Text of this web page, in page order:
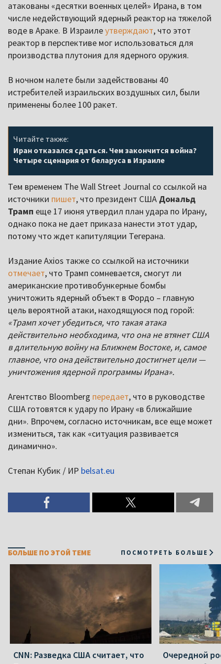
атакованы «десятки военных целей» Ирана, в том
числе недействующий ядерный реактор на тяжелой
воде в Араке. В Израилеутверждают, что этот
реактор в перспективе мог использоваться для
производства плутония для ядерного оружия.
В ночном налете были задействованы 40
истребителей израильских воздушных сил, были
применены более 100 ракет.
Читайте также:
Иран отказался сдаться. Чем закончится война?
Четыре сценария от беларуса в Израиле
Тем временем The Wall Street Journal со ссылкой на
источники пишет, что президент США Дональд
Трамп еще 17 июня утвердил план удара по Ирану,
однако пока не дает приказа нанести этот удар,
потому что ждет капитуляции Тегерана.
Издание Axios также со ссылкой на источники
отмечает, что Трамп сомневается, смогут ли
американские противобункерные бомбы
уничтожить ядерный объект в Фордо – главную
цель вероятной атаки, находящуюся под горой:
«Трамп хочет убедиться, что такая атака
действительно необходима, что она не втянет США
в длительную войну на Ближнем Востоке, и, самое
главное, что она действительно достигнет цели —
уничтожения ядерной программы Ирана».
Агентство Bloomberg передает, что в руководстве
США готовятся к удару по Ирану «в ближайшие
дни». Впрочем, согласно источникам, все еще может
измениться, так как «ситуация развивается
динамично».
Степан Кубик / ИР belsat.eu
БОЛЬШЕ ПО ЭТОЙ ТЕМЕ ПОСМОТРЕТЬ БОЛЬШЕ
CNN: Разведка США считает, что
Очередной